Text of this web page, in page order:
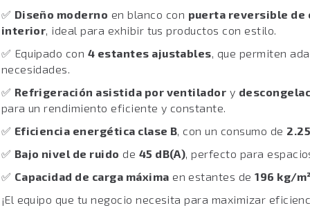
✅ Diseño moderno en blanco con puerta reversible de
interior, ideal para exhibir tus productos con estilo.
✅ Equipado con 4 estantes ajustables, que permiten
necesidades.
✅ Refrigeración asistida por ventilador y
para un rendimiento eficiente y constante.
✅ Eficiencia energética clase B, con un consumo de
✅ Bajo nivel de ruido de 45 dB(A), perfecto para
✅ Capacidad de carga máxima en estantes de196 kg/
¡El equipo que tu negocio necesita para maximizar